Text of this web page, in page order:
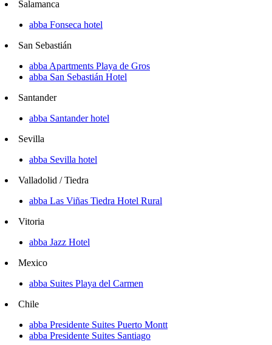
Salamanca
abba Fonseca hotel
San Sebastián
abba Apartments Playa de Gros
abba San Sebastián Hotel
Santander
abba Santander hotel
Sevilla
abba Sevilla hotel
Valladolid / Tiedra
abba Las Viñas Tiedra Hotel Rural
Vitoria
abba Jazz Hotel
Mexico
abba Suites Playa del Carmen
Chile
abba Presidente Suites Puerto Montt
abba Presidente Suites Santiago